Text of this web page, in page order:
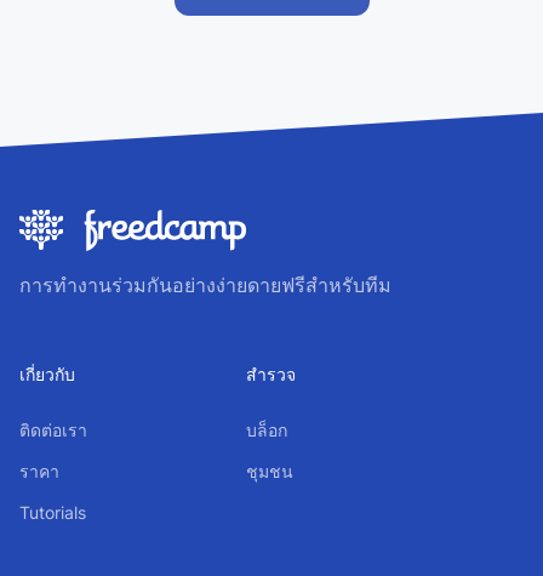
การทำงานร่วมกันอย่างง่ายดายฟรีสำหรับทีม
เกี่ยวกับ
ติดต่อเรา
ราคา
Tutorials
สำรวจ
บล็อก
ชุมชน